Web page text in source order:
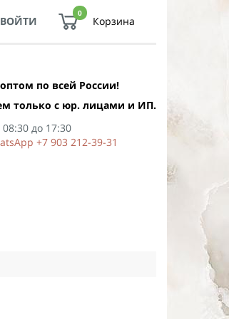
0
Корзина
ВОЙТИ
по всей России!
только с юр. лицами и ИП.
до 17:30
+7 903 212-39-31